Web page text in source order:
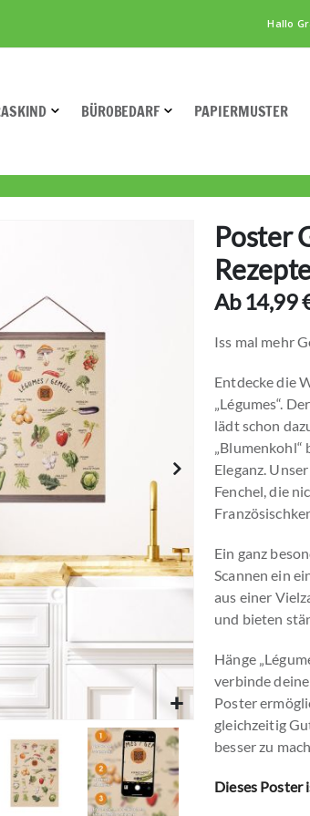
Hallo
BÜROBEDARF PAPIERMUSTER
Poster
Ab 14,99
Iss mal mehr
Entdecke die
„Légumes“.
lädt schon
Eleganz.
Fenchel, die
Ein ganz
Scannen ein
aus einer
und bieten
Hänge
verbinde
Poster
gleichzeitig
besser zu
Dieses Poster